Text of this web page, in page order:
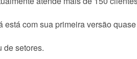
com sua primeira versão
de setores.